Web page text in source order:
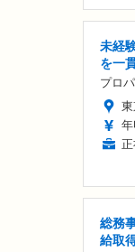
未経
を一
プロ
年
正
総務
給取